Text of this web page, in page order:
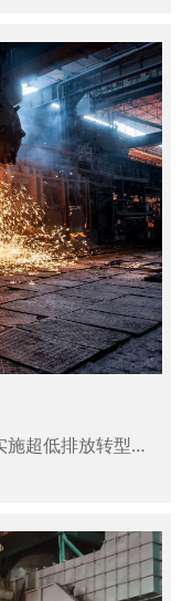
超低排放转型计
进展。这些努力
碳足迹和改善空